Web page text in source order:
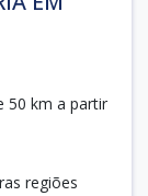
50 km a partir
regiões